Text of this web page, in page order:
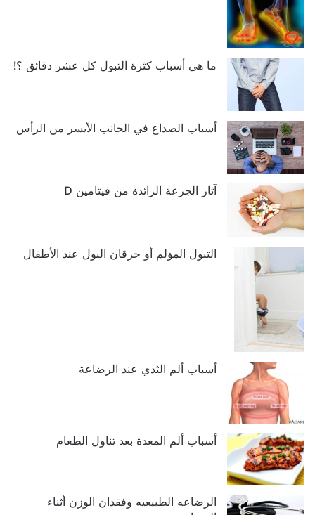
ما هي أسباب كثرة التبول كل عشر دقائق ؟!
أسباب الصداع في الجانب الأيسر من الرأس
آثار الجرعة الزائدة من فيتامين D
التبول المؤلم أو حرقان البول عند الأطفال
أسباب ألم الثدي عند الرضاعة
أسباب ألم المعدة بعد تناول الطعام
الرضاعه الطبيعيه وفقدان الوزن أثناء